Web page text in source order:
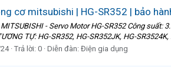
cơ mitsubishi | HG-SR352 | bảo
- Servo Motor HG-SR352 Công
TỰ: HG-SR352, HG-SR352JK, HG-
Trả lời: 0 Diễn đàn: Điện gia dụng